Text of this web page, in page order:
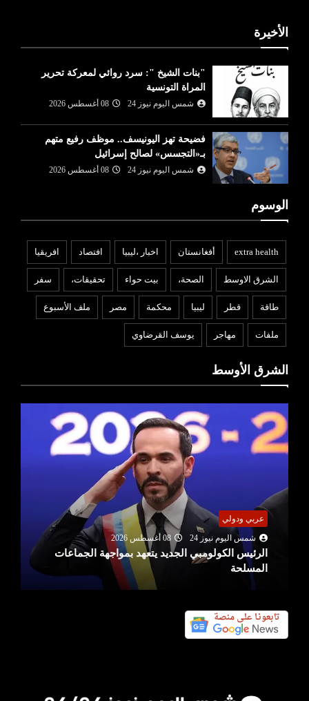
الأخيرة
"بنات الشيخ ": سرد روائي لمعركة تحرير
المراة التونسية
شمس اليوم نيوز 24 08 أغسطس 2026
فضيحة تهز اليونيسف.. موظف رفيع متهم
بـ«التجسس» لصالح إسرائيل
شمس اليوم نيوز 24 08 أغسطس 2026
الوسوم
extra health أفغانستان اخبار ،ليبيا افتصاد افريقيا
الشرق الاوسط الصحة، بيت حواء تحقيقات، سفر
طاقة قطر ليبيا محكمة مصر ملف الأسبوع
ملفات مهاجر يوسف القرضاوي
الشرق الأوسط
عربي ودولي
شمس اليوم نيوز 24
08 أغسطس 2026
الرئيس الكولومبي الجديد يتعهد بمواجهة الجماعات
المسلحة